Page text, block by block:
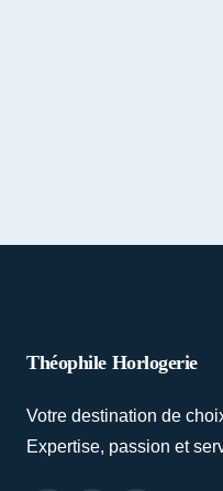
Théophile Horlogerie
Votre destination de
Expertise, passion et